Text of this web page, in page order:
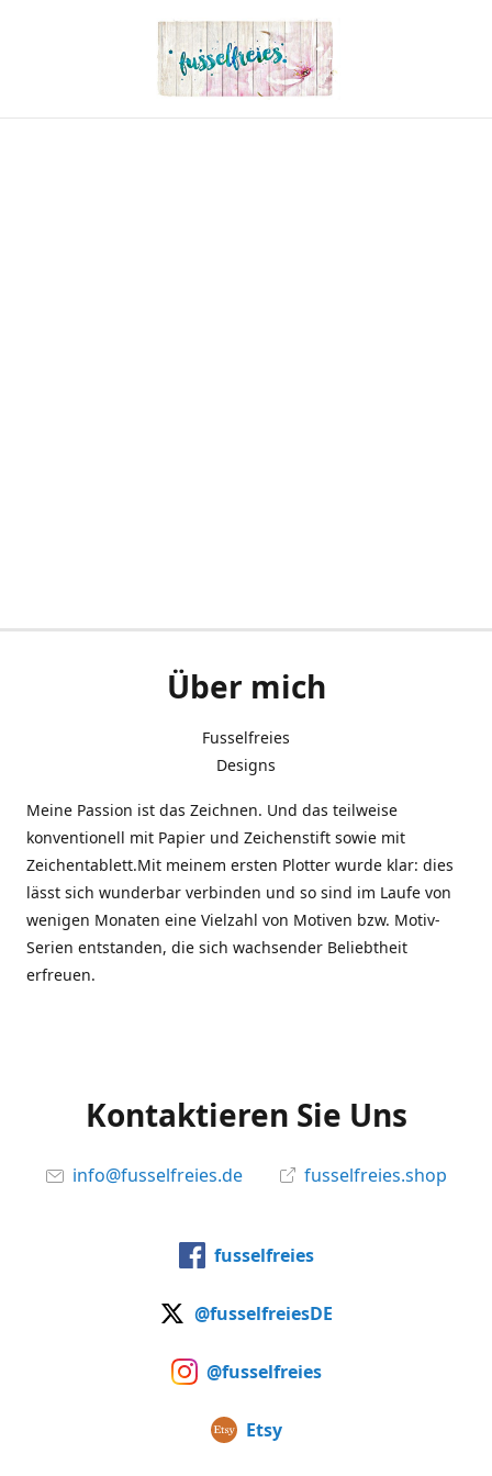
Über mich
Fusselfreies
Designs
Meine Passion ist das Zeichnen. Und das teilweise
konventionell mit Papier und Zeichenstift sowie mit
Zeichentablett.Mit meinem ersten Plotter wurde klar: dies
lässt sich wunderbar verbinden und so sind im Laufe von
wenigen Monaten eine Vielzahl von Motiven bzw. Motiv-
Serien entstanden, die sich wachsender Beliebtheit
erfreuen.
Kontaktieren Sie Uns
info@fusselfreies.de fusselfreies.shop
fusselfreies
@fusselfreiesDE
@fusselfreies
Etsy